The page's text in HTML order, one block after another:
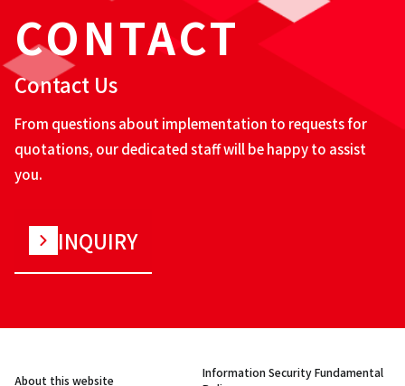
CONTACT
Contact Us
From questions about implementation to requests for
quotations, our dedicated staff will be happy to assist
you.
INQUIRY
About this website
Information Security Fundamental